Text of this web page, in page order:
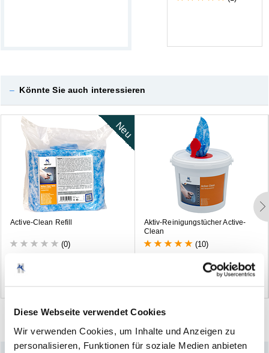
Diese Webseite verwendet Cookies
Wir verwenden Cookies, um Inhalte und Anzeigen zu
personalisieren, Funktionen für soziale Medien anbieten
– Könnte Sie auch interessieren
Neu
Active-C lean Refi
(0)
Aktiv-ReinigungstücherActive-
C ean
(10)